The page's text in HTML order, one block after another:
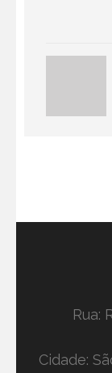
Rua:
Cidade: